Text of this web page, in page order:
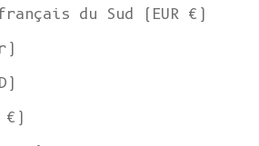
du Sud (EUR €)
€)